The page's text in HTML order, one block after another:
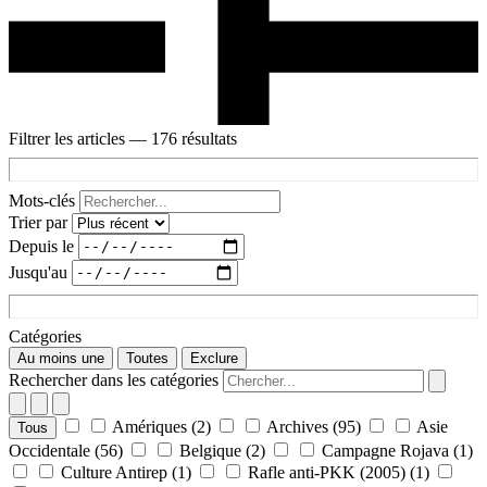
Filtrer les articles — 176 résultats
Mots-clés
Trier par
Depuis le
Jusqu'au
Catégories
Au moins une Toutes Exclure
Rechercher dans les catégories
Tous Amériques (2) Archives (95)
Asie
Occidentale (56) Belgique (2) Campagne Rojava (1)
Culture Antirep (1) Rafle anti-PKK (2005) (1)